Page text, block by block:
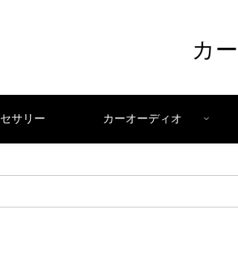
カ
サリー カーオーディオ